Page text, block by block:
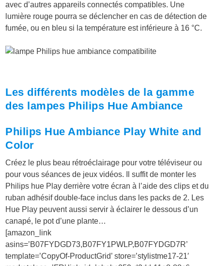
avec d’autres appareils connectés compatibles. Une
lumière rouge pourra se déclencher en cas de détection de
fumée, ou en bleu si la température est inférieure à 16 °C.
Les différents modèles de la gamme
des lampes Philips Hue Ambiance
Philips Hue Ambiance Play White and
Color
Créez le plus beau rétroéclairage pour votre téléviseur ou
pour vous séances de jeux vidéos. Il suffit de monter les
Philips hue Play derrière votre écran à l’aide des clips et du
ruban adhésif double-face inclus dans les packs de 2. Les
Hue Play peuvent aussi servir à éclairer le dessous d’un
canapé, le pot d’une plante…
[amazon_link
asins=’B07FYDGD73,B07FY1PWLP,B07FYDGD7R’
template=’CopyOf-ProductGrid’ store=’stylistme17-21′